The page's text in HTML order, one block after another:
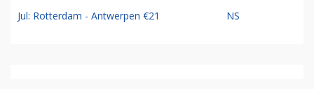
Jul: Rotterdam - Antwerpen €21 NS